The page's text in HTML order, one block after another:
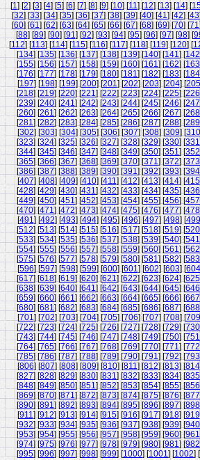
[1] [2] [3] [4] [5] [6] [7] [8] [9] [10] [11] [12] [13] [14] [
[32] [33] [34] [35] [36] [37] [38] [39] [40] [41] [42] [43
[60] [61] [62] [63] [64] [65] [66] [67] [68] [69] [70] [71
[88] [89] [90] [91] [92] [93] [94] [95] [96] [97] [98] [
[112] [113] [114] [115] [116] [117] [118] [119] [120] [
[134] [135] [136] [137] [138] [139] [140] [141] [142
[155] [156] [157] [158] [159] [160] [161] [162] [163
[176] [177] [178] [179] [180] [181] [182] [183] [184
[197] [198] [199] [200] [201] [202] [203] [204] [205
[218] [219] [220] [221] [222] [223] [224] [225] [226
[239] [240] [241] [242] [243] [244] [245] [246] [247
[260] [261] [262] [263] [264] [265] [266] [267] [268
[281] [282] [283] [284] [285] [286] [287] [288] [289
[302] [303] [304] [305] [306] [307] [308] [309] [310
[323] [324] [325] [326] [327] [328] [329] [330] [331
[344] [345] [346] [347] [348] [349] [350] [351] [352
[365] [366] [367] [368] [369] [370] [371] [372] [373
[386] [387] [388] [389] [390] [391] [392] [393] [394
[407] [408] [409] [410] [411] [412] [413] [414] [415
[428] [429] [430] [431] [432] [433] [434] [435] [436
[449] [450] [451] [452] [453] [454] [455] [456] [457
[470] [471] [472] [473] [474] [475] [476] [477] [478
[491] [492] [493] [494] [495] [496] [497] [498] [499
[512] [513] [514] [515] [516] [517] [518] [519] [520
[533] [534] [535] [536] [537] [538] [539] [540] [541
[554] [555] [556] [557] [558] [559] [560] [561] [562
[575] [576] [577] [578] [579] [580] [581] [582] [583
[596] [597] [598] [599] [600] [601] [602] [603] [604
[617] [618] [619] [620] [621] [622] [623] [624] [625
[638] [639] [640] [641] [642] [643] [644] [645] [646
[659] [660] [661] [662] [663] [664] [665] [666] [667
[680] [681] [682] [683] [684] [685] [686] [687] [688
[701] [702] [703] [704] [705] [706] [707] [708] [709
[722] [723] [724] [725] [726] [727] [728] [729] [730
[743] [744] [745] [746] [747] [748] [749] [750] [751
[764] [765] [766] [767] [768] [769] [770] [771] [772
[785] [786] [787] [788] [789] [790] [791] [792] [793
[806] [807] [808] [809] [810] [811] [812] [813] [814
[827] [828] [829] [830] [831] [832] [833] [834] [835
[848] [849] [850] [851] [852] [853] [854] [855] [856
[869] [870] [871] [872] [873] [874] [875] [876] [877
[890] [891] [892] [893] [894] [895] [896] [897] [898
[911] [912] [913] [914] [915] [916] [917] [918] [919
[932] [933] [934] [935] [936] [937] [938] [939] [940
[953] [954] [955] [956] [957] [958] [959] [960] [961
[974] [975] [976] [977] [978] [979] [980] [981] [982
[995] [996] [997] [998] [999] [1000] [1001] [1002] [